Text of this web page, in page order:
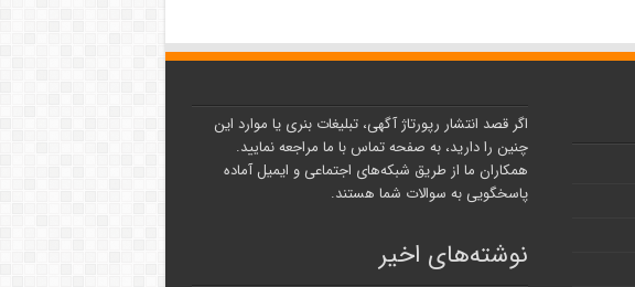
اگر قصد انتشار رپورتاژ آگهی، تبلیغات بنری یا موارد این
چنین را دارید، به صفحه تماس با ما مراجعه نمایید.
همکاران ما از طریق شبکه‌های اجتماعی و ایمیل آماده
پاسخگویی به سوالات شما هستند.
نوشته‌های اخیر